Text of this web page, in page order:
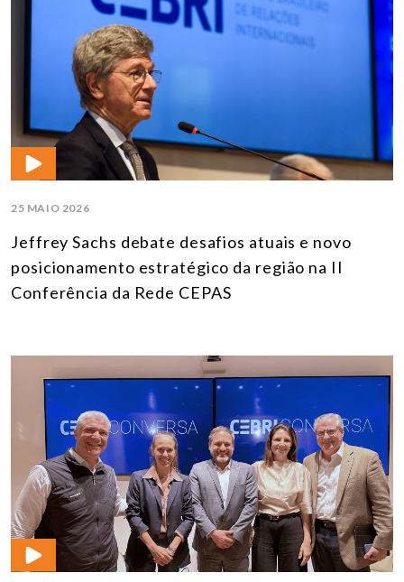
25 MAIO 2026
Jeffrey Sachs debate desafios atuais e novo
posicionamento estratégico da região na II
Conferência da Rede CEPAS